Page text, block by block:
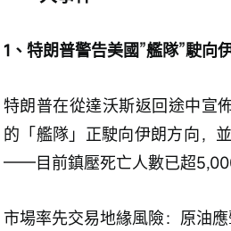
1、特朗普警告美國”艦隊”駛向
特朗普在從達沃斯返回途中宣
的「艦隊」正駛向伊朗方向，
——目前鎮壓死亡人數已超
市場率先交易地緣風險：原油